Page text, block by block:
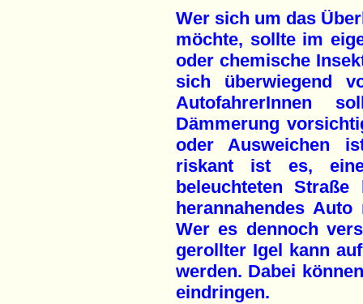
Wer sich um das
möchte, sollte im
oder chemische
sich überwiegend
AutofahrerInnen
Dämmerung
oder Ausweichen
riskant ist es,
beleuchteten
herannahendes
Wer es dennoch
gerollter Igel kann
werden. Dabei
eindringen.